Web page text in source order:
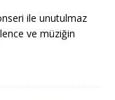
ile unutulmaz
ve müziğin